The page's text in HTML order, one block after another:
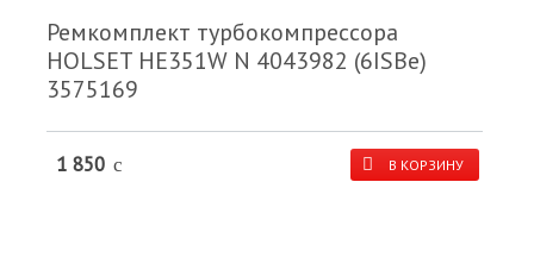
Ремкомплект турбокомпрессора
HOLSET HE351W N 4043982 (6ISBe)
3575169
1 850 c В КОРЗИНУ